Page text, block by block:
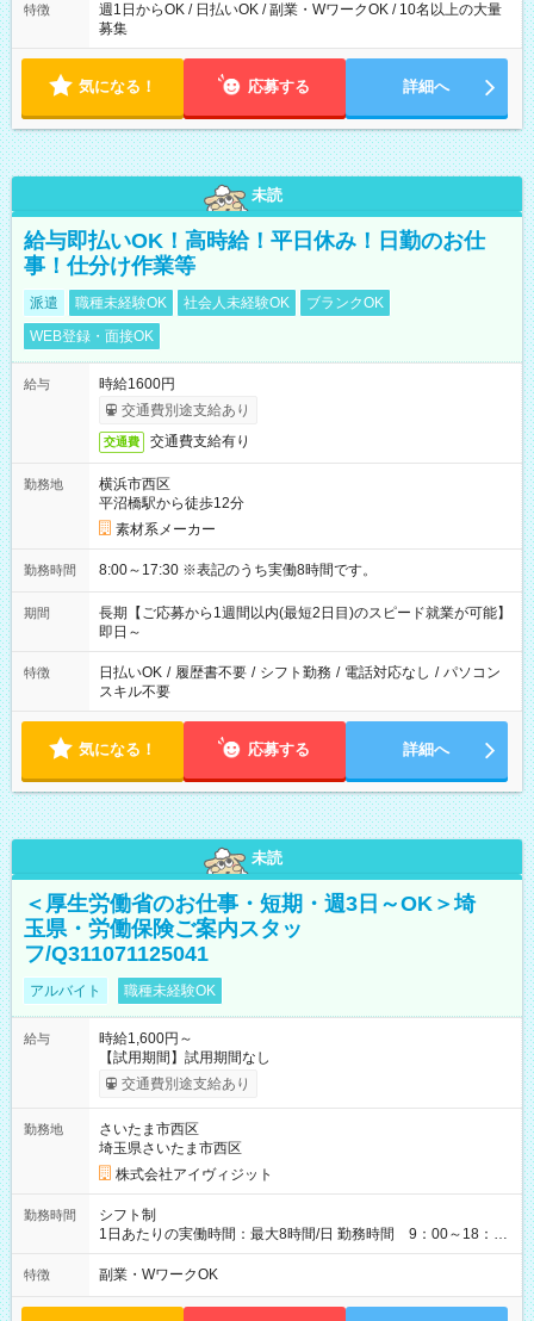
特徴
週1日からOK / 日払いOK / 副業・WワークOK / 10名以上の大量
募集
気になる！ 応募する 詳細へ
未読
給与即払いOK！高時給！平日休み！日勤のお仕
事！仕分け作業等
派遣 職種未経験OK 社会人未経験OK
ブランクOK
WEB登録・面接OK
給与
時給1600円
交通費別途支給あり
交通費 交通費支給有り
勤務地
横浜市西区
平沼橋駅から徒歩12分
素材系メーカー
勤務時間 8:00～17:30 ※表記のうち実働8時間です。
期間
長期【ご応募から1週間以内(最短2日目)のスピード就業が可能】
即日～
特徴 日払いOK / 履歴書不要 / シフト勤務 / 電話対応なし / パソコン
スキル不要
気になる！ 応募する 詳細へ
未読
＜厚生労働省のお仕事・短期・週3日～OK＞埼
玉県・労働保険ご案内スタッ
フ/Q311071125041
アルバイト 職種未経験OK
給与
時給1,600円～
【試用期間】試用期間なし
交通費別途支給あり
勤務地
さいたま市西区
埼玉県さいたま市西区
株式会社アイヴィジット
勤務時間
シフト制
1日あたりの実働時間：最大8時間/日 勤務時間 9：00～18：
00(実働8h、休憩1h) 土日祝含む週3日～OK、シフト制 ※もちろ
ん週5日勤務もOK♪ 勤務期間：2026年8月12日～9月9日※リスト
特徴 副業・WワークOK